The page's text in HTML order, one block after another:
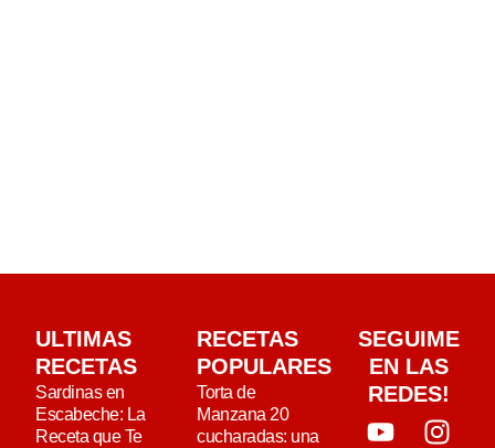
ULTIMAS
RECETAS
Sardinas en
Escabeche: La
Receta que Te
RECETAS
POPULARES
Torta de
Manzana 20
cucharadas: una
SEGUIME
EN LAS
REDES!